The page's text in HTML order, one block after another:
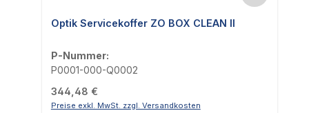
Optik Servicekoffer ZO BOX CLEAN II
P-Nummer:
P0001-000-Q0002
Regulärer Preis:
344,48 €
Preise exkl. MwSt. zzgl. Versandkosten